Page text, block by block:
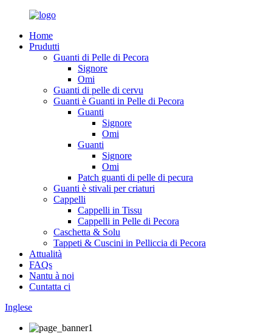
Home
Prudutti
Guanti di Pelle di Pecora
Signore
Omi
Guanti di pelle di cervu
Guanti è Guanti in Pelle di Pecora
Guanti
Signore
Omi
Guanti
Signore
Omi
Patch guanti di pelle di pecura
Guanti è stivali per criaturi
Cappelli
Cappelli in Tissu
Cappelli in Pelle di Pecora
Caschetta & Solu
Tappeti & Cuscini in Pelliccia di Pecora
Attualità
FAQs
Nantu à noi
Cuntatta ci
Inglese